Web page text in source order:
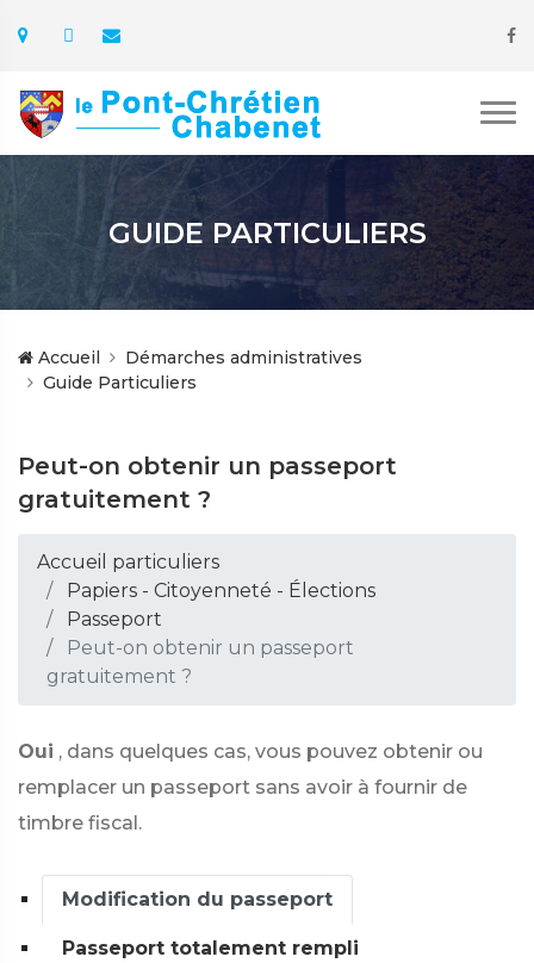
GUIDE PARTICULIERS
Accueil
Démarches administratives
Guide Particuliers
Peut-on obtenir un passeport
gratuitement ?
Accueil particuliers
Papiers - Citoyenneté - Élections
Passeport
Peut-on obtenir un passeport
gratuitement ?
Oui , dans quelques cas, vous pouvez obtenir ou
remplacer un passeport sans avoir à fournir de
timbre fiscal.
Modification du passeport
Passeport totalement rempli